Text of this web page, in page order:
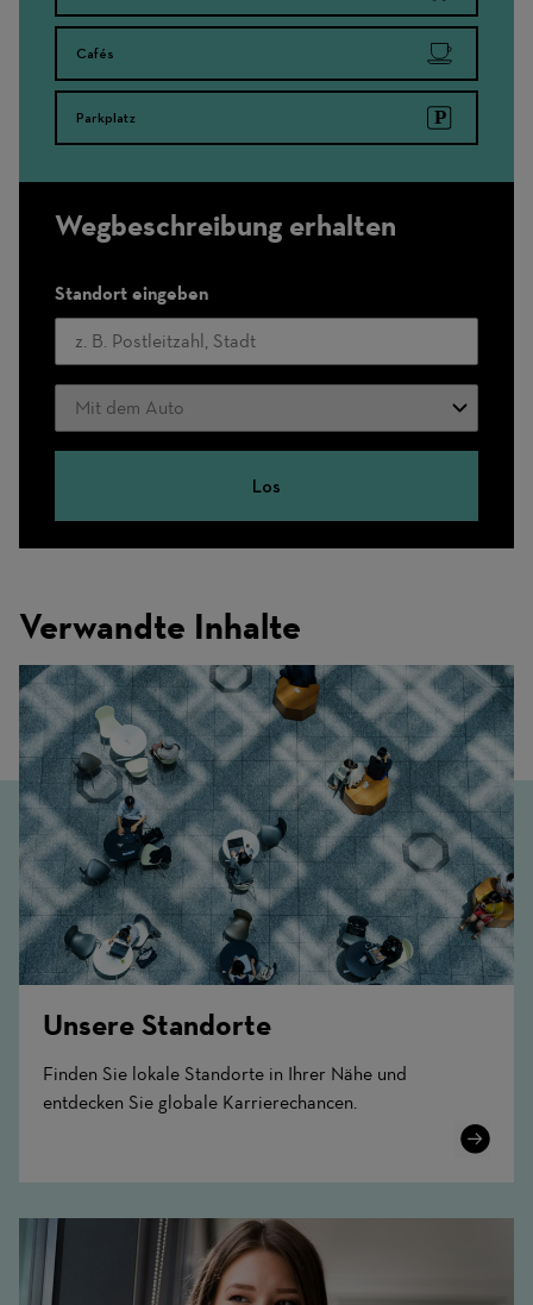
Cafés
Parkplatz
Wegbeschreibung erhalten
Standort eingeben
Verkehrsmittel
Los
Verwandte Inhalte
Unsere Standorte
Finden Sie lokale Standorte in Ihrer Nähe und
entdecken Sie globale Karrierechancen.
Learn